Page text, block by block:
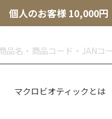
個人のお客様 10,000円
マクロビオティックとは